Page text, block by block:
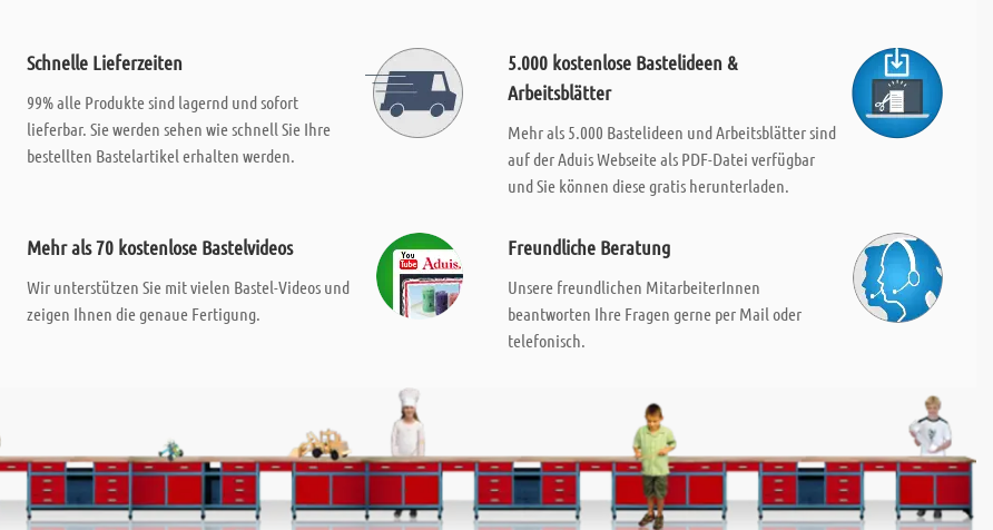
Schnelle Lieferzeiten
99% alle Produkte sind lagernd und sofort
lieferbar. Sie werden sehen wie schnell Sie Ihre
bestellten Bastelartikel erhalten werden.
5.000 kostenlose Bastelideen &
Arbeitsblätter
Mehr als 5.000 Bastelideen und Arbeitsblätter sind
auf der Aduis Webseite als PDF-Datei verfügbar
und Sie können diese gratis herunterladen.
Mehr als 70 kostenlose Bastelvideos
Wir unterstützen Sie mit vielen Bastel-Videos und
zeigen Ihnen die genaue Fertigung.
Freundliche Beratung
Unsere freundlichen MitarbeiterInnen
beantworten Ihre Fragen gerne per Mail oder
telefonisch.